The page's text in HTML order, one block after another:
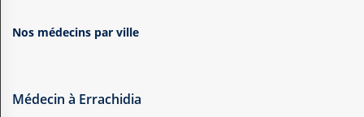
Nos médecins par ville
Médecin à Errachidia